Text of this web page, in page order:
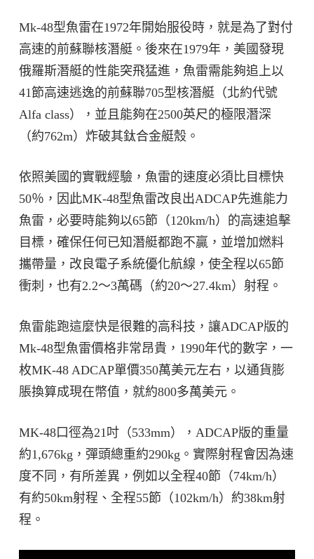
Mk-48型魚雷在1972年開始服役時，就是為了對付
高速的前蘇聯核潛艇。後來在1979年，美國發現
俄羅斯潛艇的性能突飛猛進，魚雷需能夠追上以
41節高速逃逸的前蘇聯705型核潛艇（北約代號
Alfa class），並且能夠在2500英尺的極限潛深
（約762m）炸破其鈦合金艇殼。
依照美國的實戰經驗，魚雷的速度必須比目標快
50％，因此MK-48型魚雷改良出ADCAP先進能力
魚雷，必要時能夠以65節（120km/h）的高速追擊
目標，確保任何已知潛艇都跑不贏，並增加燃料
攜帶量，改良電子系統優化航線，使全程以65節
衝刺，也有2.2～3萬碼（約20～27.4km）射程。
魚雷能跑這麼快是很難的高科技，讓ADCAP版的
Mk-48型魚雷價格非常昂貴，1990年代的數字，一
枚MK-48 ADCAP單價350萬美元左右，以通貨膨
脹換算成現在幣值，就約800多萬美元。
MK-48口徑為21吋（533mm），ADCAP版的重量
約1,676kg，彈頭總重約290kg。實際射程會因為速
度不同，有所差異，例如以全程40節（74km/h）
有約50km射程、全程55節（102km/h）約38km射
程。